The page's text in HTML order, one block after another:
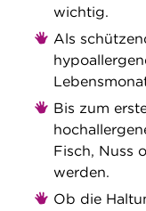
wichtig.
Als
Bis zum
Fisch, Nuss
werden.
Ob die